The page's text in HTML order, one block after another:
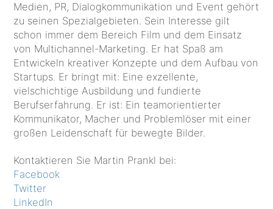
Medien, PR, Dialogkommunikation und Event gehört
zu seinen Spezialgebieten. Sein Interesse gilt
schon immer dem Bereich Film und dem Einsatz
von Multichannel-Marketing. Er hat Spaß am
Entwickeln kreativer Konzepte und dem Aufbau von
Startups. Er bringt mit: Eine exzellente,
vielschichtige Ausbildung und fundierte
Berufserfahrung. Er ist: Ein teamorientierter
Kommunikator, Macher und Problemlöser mit einer
großen Leidenschaft für bewegte Bilder.
Kontaktieren Sie Martin Prankl bei:
Facebook
Twitter
LinkedIn